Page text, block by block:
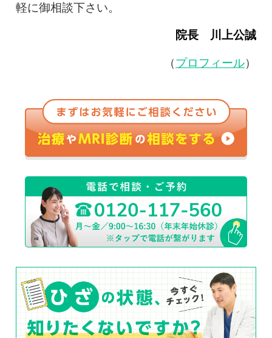
軽に御相談下さい。
院長 川上公誠
（プロフィール）